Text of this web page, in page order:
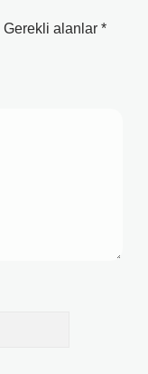
Gerekli alanlar *